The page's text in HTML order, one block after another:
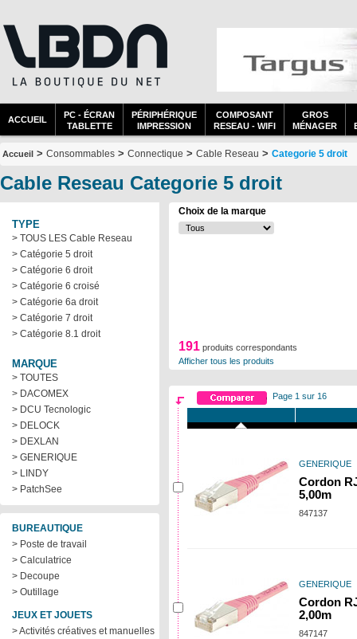
ACCUEIL
PC - ÉCRAN
TABLETTE
PÉRIPHÉRIQUE
IMPRESSION
COMPOSANT
RESEAU - WIFI
GROS
MÉNAGER
Accueil > Consommables > Connectique > Cable Reseau > Categorie 5 droit
Cable Reseau Categorie 5 droit
TYPE
> TOUS LES Cable Reseau
> Catégorie 5 droit
> Catégorie 6 droit
> Catégorie 6 croisé
> Catégorie 6a droit
> Catégorie 7 droit
> Catégorie 8.1 droit
MARQUE
> TOUTES
> DACOMEX
> DCU Tecnologic
> DELOCK
> DEXLAN
> GENERIQUE
> LINDY
> PatchSee
BUREAUTIQUE
> Poste de travail
> Calculatrice
> Decoupe
> Outillage
JEUX ET JOUETS
> Activités créatives et manuelles
Choix de la marque
191 produits correspondants
Afficher tous les produits
Page 1 sur 16
GENERIQUE
Cordon
5,00m
847137
GENERIQUE
Cordon
2,00m
847147